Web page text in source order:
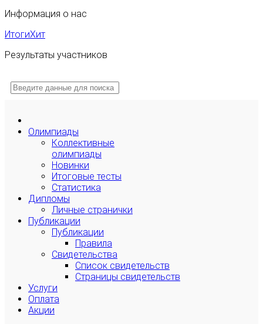
Информация о нас
ИтогиХит
Результаты участников
Олимпиады
Коллективные
олимпиады
Новинки
Итоговые тесты
Статистика
Дипломы
Личные странички
Публикации
Публикации
Правила
Свидетельства
Список свидетельств
Страницы свидетельств
Услуги
Оплата
Акции